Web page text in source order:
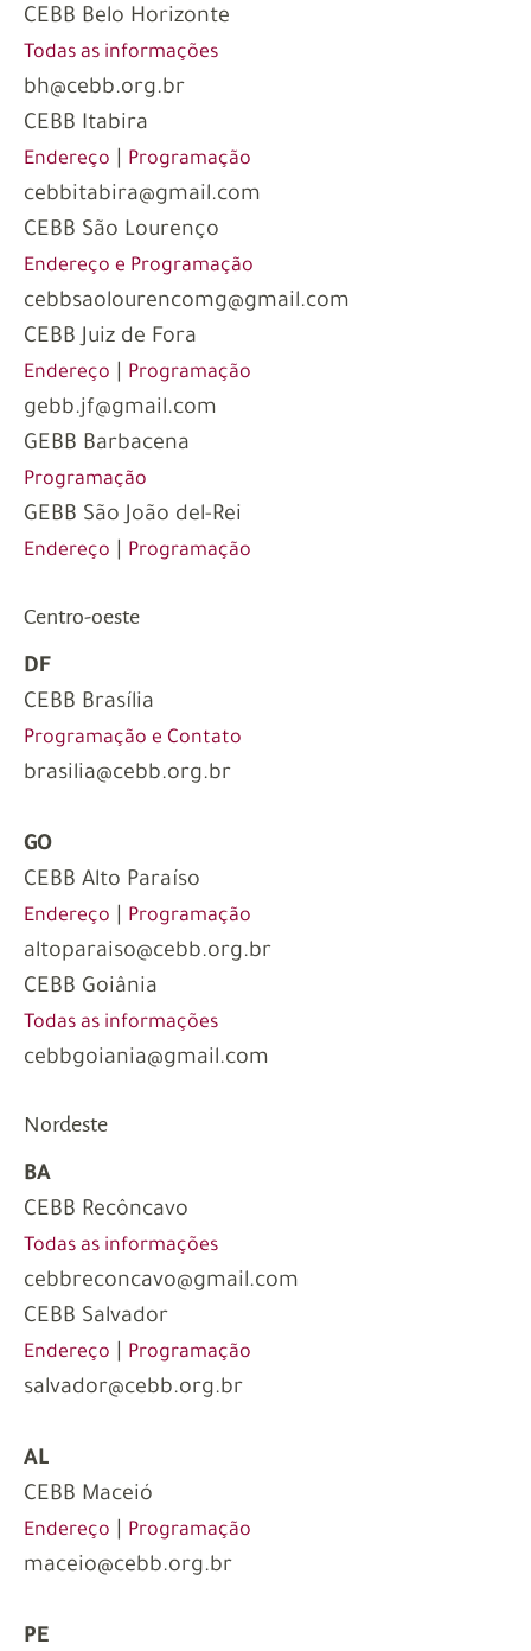
CEBB Belo Horizonte
Todas as informações
bh@cebb.org.br
CEBB Itabira
Endereço Programação
cebbitabira@gmail.com
CEBB São Lourenço
Endereço e Programação
cebbsaolourencomg@gmail.com
CEBB Juiz de Fora
Endereço Programação
gebb.jf@gmail.com
GEBB Barbacena
Programação
GEBB São João del-Rei
Endereço Programação
Centro-oeste
DF
CEBB Brasília
Programação e Contato
brasilia@cebb.org.br
GO
CEBB Alto Paraíso
Endereço Programação
altoparaiso@cebb.org.br
CEBB Goiânia
Todas as informações
cebbgoiania@gmail.com
Nordeste
BA
CEBB Recôncavo
Todas as informações
cebbreconcavo@gmail.com
CEBB Salvador
Endereço Programação
salvador@cebb.org.br
AL
CEBB Maceió
Endereço Programação
maceio@cebb.org.br
PE